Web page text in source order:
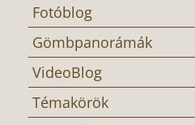
Fotóblog
Gömbpanorámák
VideoBlog
Témakörök